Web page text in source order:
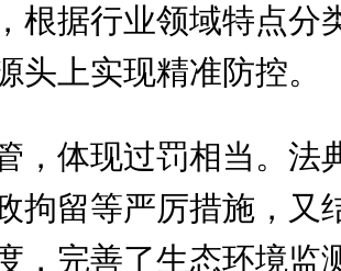
根据行业领域特点
头上实现精准防控。
，体现过罚相当。法
拘留等严厉措施，
，完善了生态环境